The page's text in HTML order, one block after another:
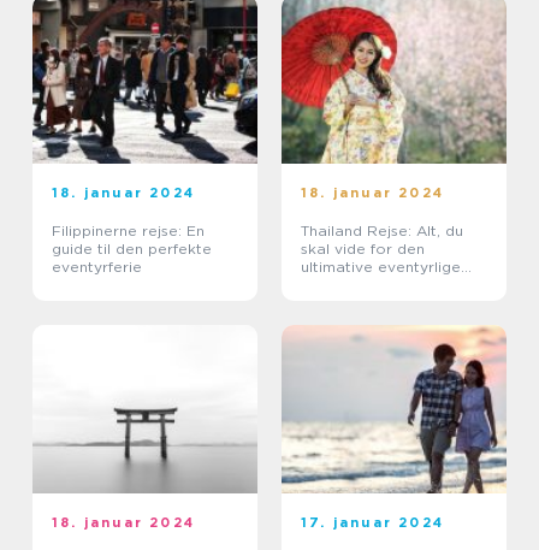
18. januar 2024
Filippinerne rejse: En
guide til den perfekte
eventyrferie
18. januar 2024
Thailand Rejse: Alt, du
skal vide for den
ultimative eventyrlige
18. januar 2024 17. januar 2024